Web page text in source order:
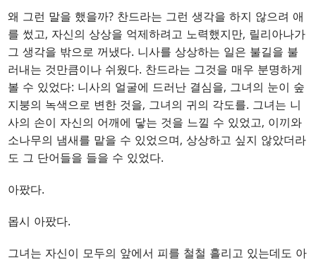
왜 그런 말을 했을까? 찬드라는 그런 생각을 하지 않으려 애
를 썼고, 자신의 상상을 억제하려고 노력했지만, 릴리아나가
그 생각을 밖으로 꺼냈다. 니사를 상상하는 일은 불길을 불
러내는 것만큼이나 쉬웠다. 찬드라는 그것을 매우 분명하게
볼 수 있었다: 니사의 얼굴에 드러난 결심을, 그녀의 눈이 숲
지붕의 녹색으로 변한 것을, 그녀의 귀의 각도를. 그녀는 니
사의 손이 자신의 어깨에 닿는 것을 느낄 수 있었고, 이끼와
소나무의 냄새를 맡을 수 있었으며, 상상하고 싶지 않았더라
도 그 단어들을 들을 수 있었다.
아팠다.
몹시 아팠다.
그녀는 자신이 모두의 앞에서 피를 철철 흘리고 있는데도 아